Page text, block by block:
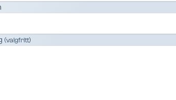
(valgfritt)